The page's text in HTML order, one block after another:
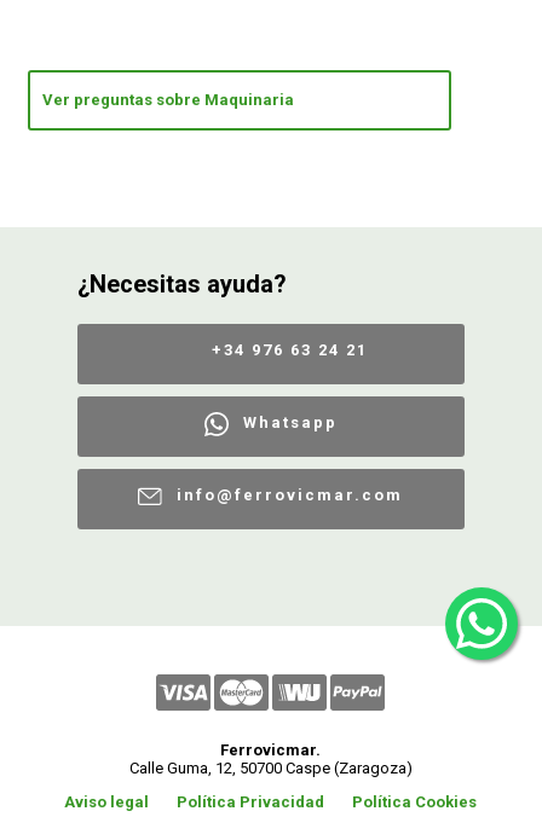
Ver preguntas sobre Maquinaria
¿Necesitas ayuda?
+34 976 63 24 21
Whatsapp
info@ferrovicmar.com
Ferrovicmar.
Calle Guma, 12, 50700 Caspe (Zaragoza)
Aviso legal
Política Privacidad Política Cookies